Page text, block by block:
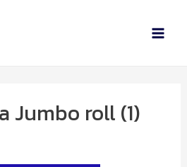
Jumbo roll (1)